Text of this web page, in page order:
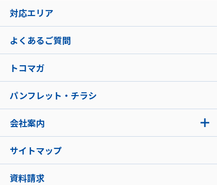
対応エリア
よくあるご質問
トコマガ
パンフレット・チラシ
会社案内
サイトマップ
資料請求